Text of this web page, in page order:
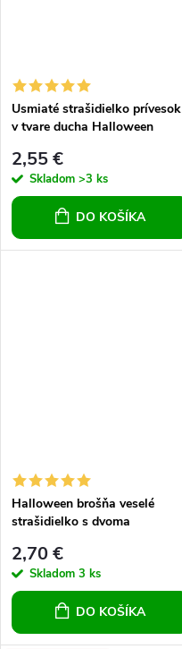
Usmiaté strašidielko prívesok
v tvare ducha Halloween
2,55 €
Skladom >3 ks
DO KOŠÍKA
Halloween brošňa veselé
strašidielko s dvoma
2,70 €
Skladom 3 ks
DO KOŠÍKA